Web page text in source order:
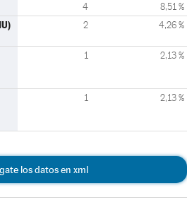
4 8,51 %
2 4,26 %
1 2,13 %
1 2,13 %
los datos en xml